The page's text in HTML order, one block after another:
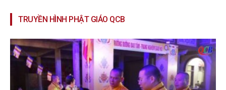
TRUYỀN HÌNH PHẬT GIÁO QCB